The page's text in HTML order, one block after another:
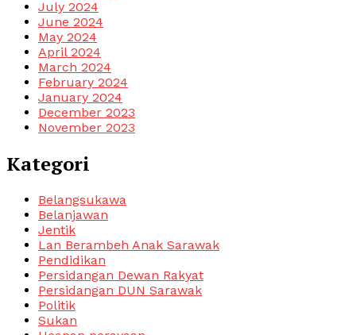
July 2024
June 2024
May 2024
April 2024
March 2024
February 2024
January 2024
December 2023
November 2023
Kategori
Belangsukawa
Belanjawan
Jentik
Lan Berambeh Anak Sarawak
Pendidikan
Persidangan Dewan Rakyat
Persidangan DUN Sarawak
Politik
Sukan